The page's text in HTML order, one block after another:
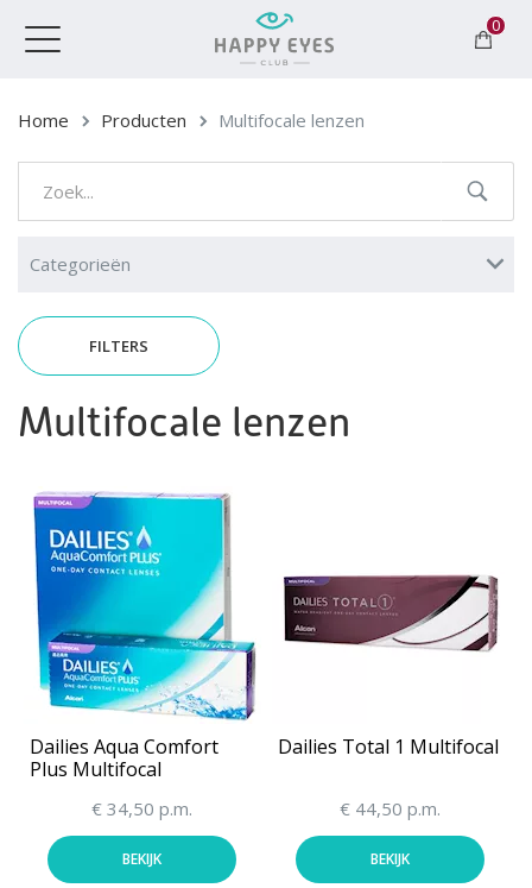
Toggle
0
Home Producten Multifocale lenzen
Categorieën
FILTERS
Multifocale lenzen
Dailies Aqua Comfort
Plus Multifocal
€ 34,50 p.m.
BEKIJK
Dailies Total 1 Multifocal
€ 44,50 p.m.
BEKIJK